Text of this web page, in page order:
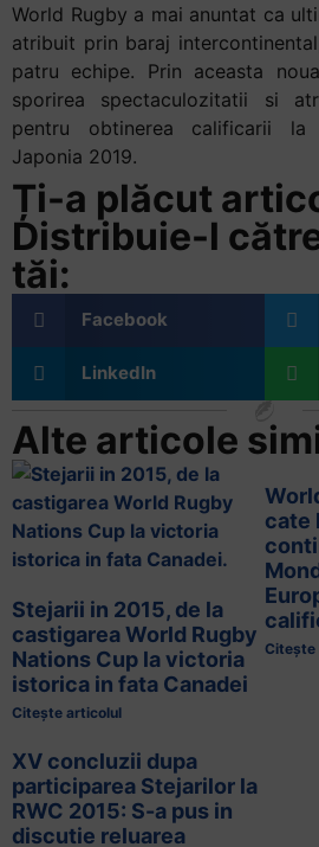
World Rugby a mai anuntat ca
atribuit prin baraj
patru echipe. Prin aceasta
sporirea spectaculozitatii si
pentru obtinerea calificarii
Japonia 2019.
Ți-a plăcut
Distribuie-l
tăi:
Facebook
LinkedIn
Alte articole
Stejarii in 2015, de la
castigarea World Rugby
Nations Cup la victoria
istorica in fata Canadei
Citește articolul
cate
Citește
XV concluzii dupa
participarea Stejarilor la
RWC 2015: S-a pus in
discutie reluarea